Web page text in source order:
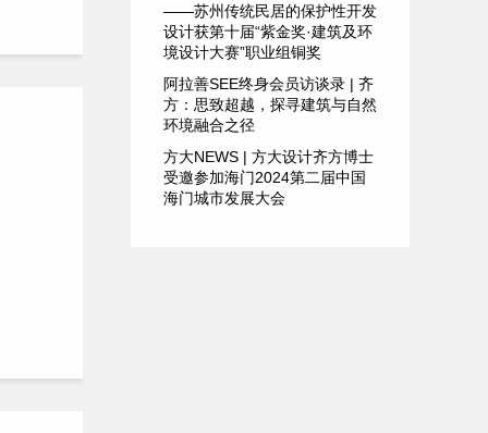
——苏州传统民居的保护性开发
设计获第十届“紫金奖·建筑及环
境设计大赛”职业组铜奖
阿拉善SEE终身会员访谈录 | 齐
方：思致超越，探寻建筑与自然
环境融合之径
方大NEWS | 方大设计齐方博士
受邀参加海门2024第二届中国
海门城市发展大会